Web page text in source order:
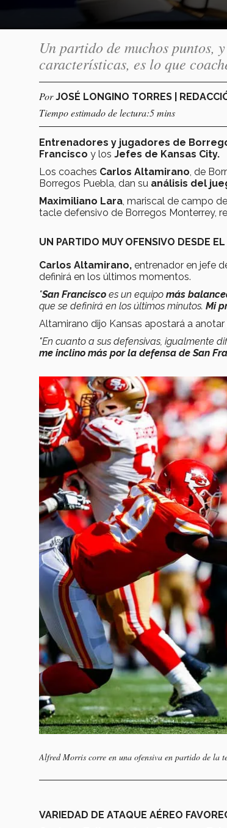
Un partido de muchos puntos,
características, es lo que
PorJOSÉ LONGINO TORRES |
Tiempo estimado de lectura:5 mins
Entrenadores y jugadores de
Francisco y los Jefes de Kansas City.
Los coaches Carlos Altamirano , de
Borregos Puebla, dan su análisis del
Maximiliano Lara , mariscal de campo
tacle defensivo de Borregos Monterrey,
UN PARTIDO MUY OFENSIVO DESDE EL
Carlos Altamirano, entrenador en jefe
definirá en los últimos momentos.
"San Francisco es un equipo más
que se definirá en los últimos minutos. Mi
Altamirano dijo Kansas apostará a
"En cuanto a sus defensivas, igualmente
me inclino más por la defensa de San
Alfred Morris corre en una ofensiva en partido de la
VARIEDAD DE ATAQUE AÉREO